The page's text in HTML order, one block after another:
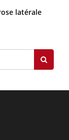
latérale